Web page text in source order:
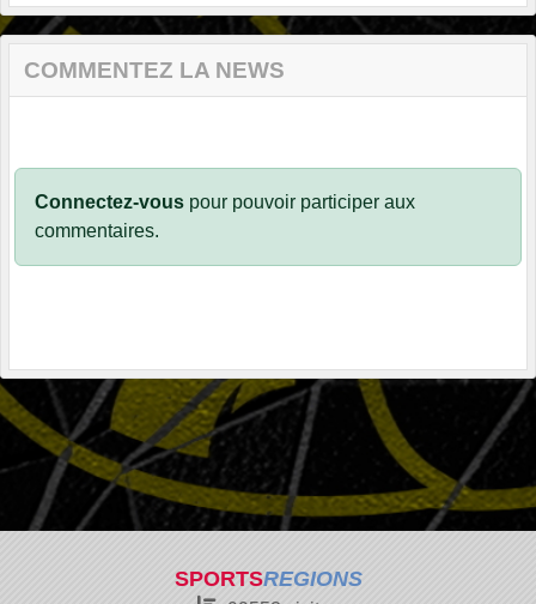
COMMENTEZ LA NEWS
Connectez-vous pour pouvoir participer aux
commentaires.
SPORTSREGIONS